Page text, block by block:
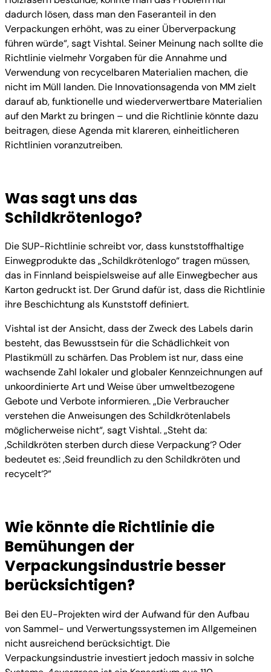
dadurch lösen, dass man den Faseranteil in den
Verpackungen erhöht, was zu einer Überverpackung
führen würde“, sagt Vishtal. Seiner Meinung nach sollte die
Richtlinie vielmehr Vorgaben für die Annahme und
Verwendung von recycelbaren Materialien machen, die
nicht im Müll landen. Die Innovationsagenda von MM zielt
darauf ab, funktionelle und wiederverwertbare Materialien
auf den Markt zu bringen – und die Richtlinie könnte dazu
beitragen, diese Agenda mit klareren, einheitlicheren
Richtlinien voranzutreiben.
Was sagt uns das
Schildkrötenlogo?
Die SUP-Richtlinie schreibt vor, dass kunststoffhaltige
Einwegprodukte das „Schildkrötenlogo“ tragen müssen,
das in Finnland beispielsweise auf alle Einwegbecher aus
Karton gedruckt ist. Der Grund dafür ist, dass die Richtlinie
ihre Beschichtung als Kunststoff definiert.
Vishtal ist der Ansicht, dass der Zweck des Labels darin
besteht, das Bewusstsein für die Schädlichkeit von
Plastikmüll zu schärfen. Das Problem ist nur, dass eine
wachsende Zahl lokaler und globaler Kennzeichnungen auf
unkoordinierte Art und Weise über umweltbezogene
Gebote und Verbote informieren. „Die Verbraucher
verstehen die Anweisungen des Schildkrötenlabels
möglicherweise nicht“, sagt Vishtal. „Steht da:
‚Schildkröten sterben durch diese Verpackung‘? Oder
bedeutet es: ‚Seid freundlich zu den Schildkröten und
recycelt‘?“
Wie könnte die Richtlinie die
Bemühungen der
Verpackungsindustrie besser
berücksichtigen?
Bei den EU-Projekten wird der Aufwand für den Aufbau
von Sammel- und Verwertungssystemen im Allgemeinen
nicht ausreichend berücksichtigt. Die
Verpackungsindustrie investiert jedoch massiv in solche